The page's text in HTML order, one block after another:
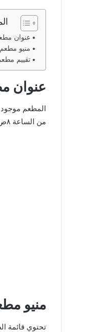
عنوان
منيو
تقييم
عنوان
من الساعة ٨ص الى ٣ص. فيما يلي موقع المطعم على قوقل ماب:
منيو
تحتوي قائمة